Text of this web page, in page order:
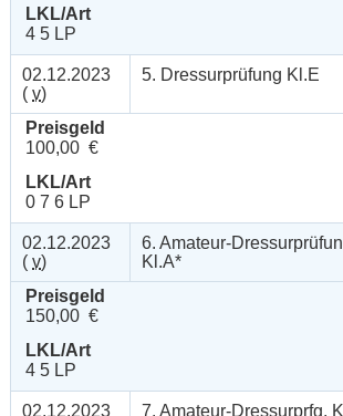
LKL/Art
4 5 LP
02.12.2023
( v)
5. Dressurprüfung Kl.E
Preisgeld
100,00 €
LKL/Art
0 7 6 LP
02.12.2023
( v)
6. Amateur-
Kl.A*
Preisgeld
150,00 €
LKL/Art
4 5 LP
02.12.2023
7. Amateur-Dressurprfg.